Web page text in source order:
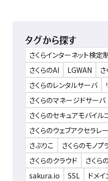
タグから探す
さくらインターネット検定
さくらのAI
LGWAN
さくらのレンタルサーバ
さくらのマネージドサーバ
さくらのセキュアモバイル
さくらのウェブアクセラレ
さぶりこ
さくらのモノプ
さくらのクラウド
さくら
sakura.io
SSL ドメイ